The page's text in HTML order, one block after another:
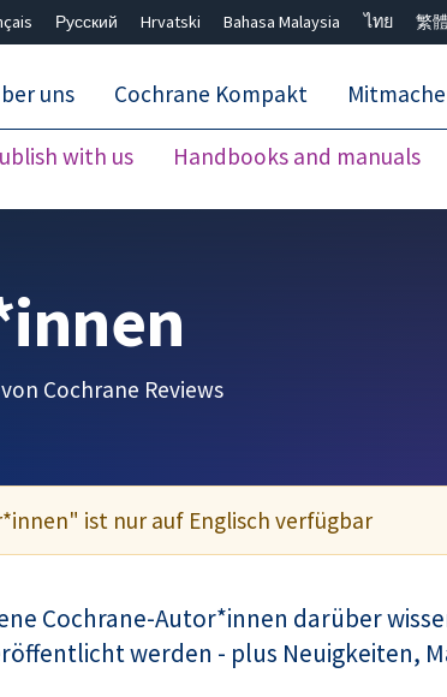
Русский Hrvatski Bahasa Malaysia ไทย 繁
uns Cochrane Kompakt
with us Handbooks and manuals
Cochrane Reviews
ist nur auf Englisch verfügbar
Cochrane-Autor*innen darüber
werden - plus Neuigkeiten,